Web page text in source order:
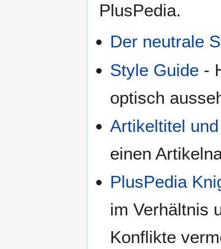
PlusPedia.
Der neutrale
Style Guide -
optisch
Artikeltitel
einen
PlusPedia
im Verhältnis
Konflikte